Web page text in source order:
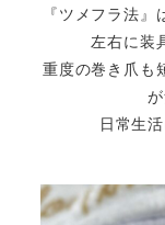
『ツメフラ法
左右に装
重度の巻き爪も
日常生